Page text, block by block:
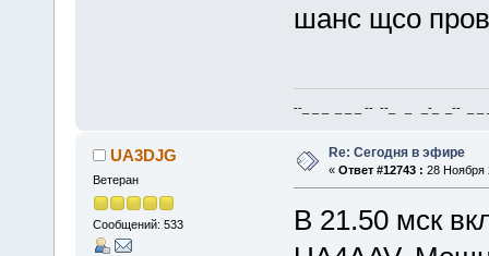
шанс щсо
--_ _ _ _ _ _ -- --_ _ _-_ _-- _ _
UA3DJG
Ветеран
Сообщений: 533
Re: Сегодня в эфире
« Ответ #12743 : 28 Ноября
В 21.50 мск